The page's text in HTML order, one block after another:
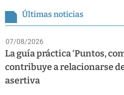
Últimas noticias
07/08/2026
La guía práctica ‘Puntos,
contribuye a relacionarse
asertiva